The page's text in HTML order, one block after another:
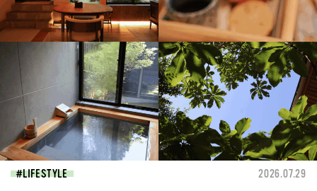
LIFESTYLE 2026.07.29